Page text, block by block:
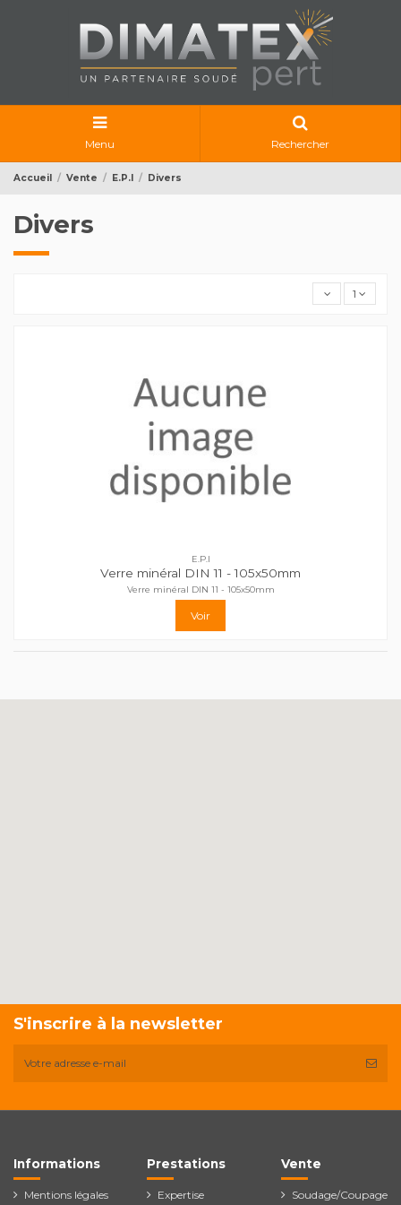
Menu Rechercher
Accueil Vente E.P.I Divers
Divers
1
E.P.I
Verre minéral DIN 11 - 105x50mm
Verre minéral DIN 11 - 105x50mm
Voir
S'inscrire à la newsletter
Informations
Mentions légales
Prestations
Expertise
Vente
Soudage/Coupage